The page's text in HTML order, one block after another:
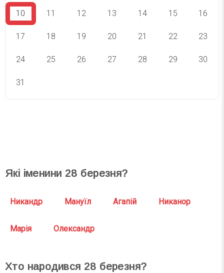
10 11 12 13 14 15 16
17 18 19 20 21 22 23
24 25 26 27 28 29 30
31
Які іменини 28 березня?
Никандр Мануїл Агапій Никанор
Марія Олександр
Хто народився 28 березня?